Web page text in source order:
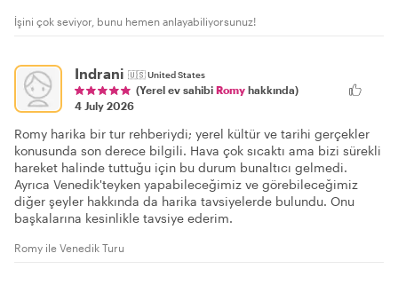
İşini çok seviyor, bunu hemen anlayabiliyorsunuz!
Indrani 🇺🇸United States
(Yerel ev sahibi Romy hakkında)
4 July 2026
Romy harika bir tur rehberiydi; yerel kültür ve tarihi gerçekler
konusunda son derece bilgili. Hava çok sıcaktı ama bizi sürekli
hareket halinde tuttuğu için bu durum bunaltıcı gelmedi.
Ayrıca Venedik'teyken yapabileceğimiz ve görebileceğimiz
diğer şeyler hakkında da harika tavsiyelerde bulundu. Onu
başkalarına kesinlikle tavsiye ederim.
Romy ile Venedik Turu